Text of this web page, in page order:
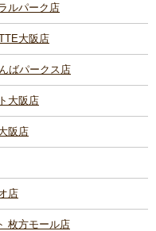
ルパーク店
大阪店
ばパークス店
大阪店
阪店
店
枚方モール店